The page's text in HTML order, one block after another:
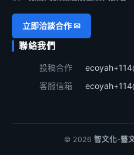
立即洽談合作 ✉
聯絡我們
投稿合作
客服信箱
© 2026 智文化-藝